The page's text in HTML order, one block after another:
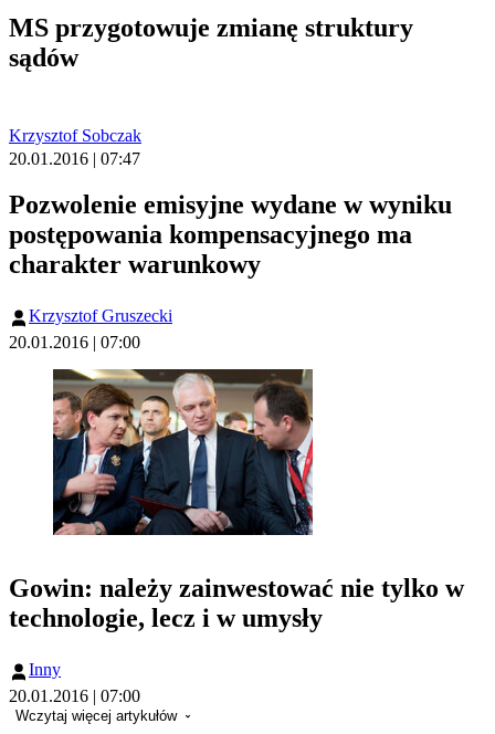
MS przygotowuje zmianę struktury
sądów
Krzysztof Sobczak
20.01.2016 | 07:47
Pozwolenie emisyjne wydane w wyniku
postępowania kompensacyjnego ma
charakter warunkowy
Krzysztof Gruszecki
20.01.2016 | 07:00
Gowin: należy zainwestować nie tylko w
technologie, lecz i w umysły
Inny
20.01.2016 | 07:00
Wczytaj więcej artykułów